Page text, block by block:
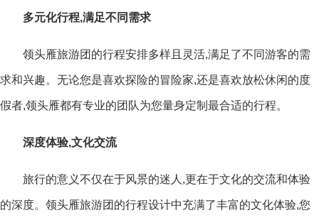
多元化行程,满足不同需求
领头雁旅游团的行程安排多样且灵活,满足了不同游客的需
求和兴趣。无论您是喜欢探险的冒险家,还是喜欢放松休闲的度
假者,领头雁都有专业的团队为您量身定制最合适的行程。
深度体验,文化交流
旅行的意义不仅在于风景的迷人,更在于文化的交流和体验
的深度。领头雁旅游团的行程设计中充满了丰富的文化体验,您